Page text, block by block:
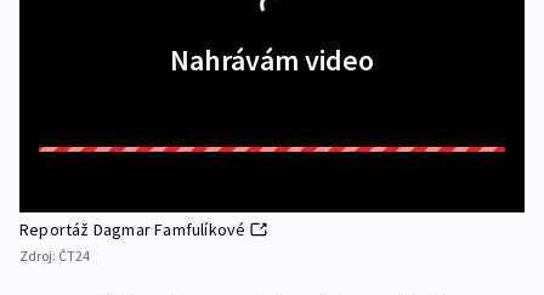
Nahrávám video
Reportáž Dagmar Famfulíkové
Zdroj: ČT24